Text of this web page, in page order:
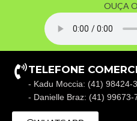
OUÇA
TELEFONE
- Kadu Moccia: (41) 98424-
- Danielle Braz: (41) 99673-